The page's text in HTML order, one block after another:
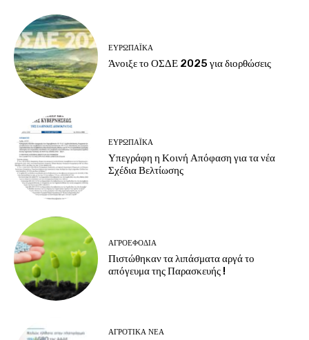
ΕΥΡΩΠΑΪΚΆ
Άνοιξε το ΟΣΔΕ 2025 για διορθώσεις
ΕΥΡΩΠΑΪΚΆ
Υπεγράφη η Κοινή Απόφαση για τα νέα
Σχέδια Βελτίωσης
ΑΓΡΟΕΦΌΔΙΑ
Πιστώθηκαν τα λιπάσματα αργά το
απόγευμα της Παρασκευής !
ΑΓΡΟΤΙΚΆ ΝΈΑ